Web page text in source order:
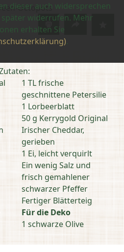
dieser auch widersprechen
widerrufen. Mehr
erhalten Sie
.
Octopots
1 TL frische
geschnittene Petersilie
1 Lorbeerblatt
50 g Kerrygold Original
Irischer Cheddar,
gerieben
1 Ei, leicht verquirlt
Ein wenig Salz und
frisch gemahlener
schwarzer Pfeffer
Fertiger Blätterteig
Für die Deko
1 schwarze Olive